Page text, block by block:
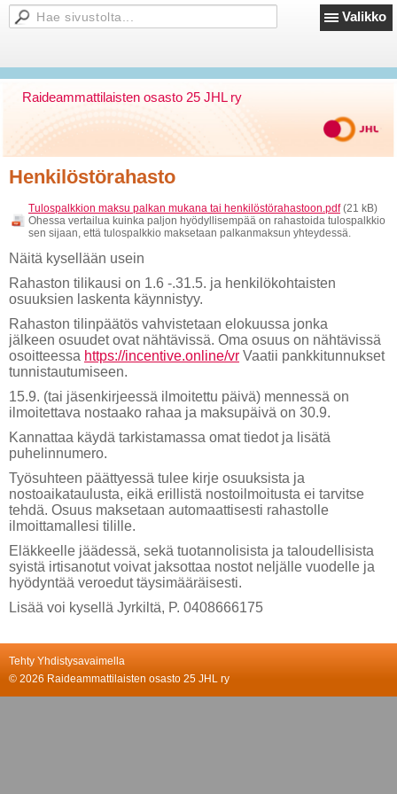
Valikko
Raideammattilaisten osasto 25 JHL ry
Henkilöstörahasto
Tulospalkkion maksu palkan mukana tai henkilöstörahastoon.pdf (21 kB)
Ohessa vertailua kuinka paljon hyödyllisempää on rahastoida tulospalkkio
sen sijaan, että tulospalkkio maksetaan palkanmaksun yhteydessä.
Näitä kysellään usein
Rahaston tilikausi on 1.6 -.31.5. ja henkilökohtaisten
osuuksien laskenta käynnistyy.
Rahaston tilinpäätös vahvistetaan elokuussa jonka
jälkeen osuudet ovat nähtävissä. Oma osuus on nähtävissä
osoitteessa https://incentive.online/vr Vaatii pankkitunnukset
tunnistautumiseen.
15.9. (tai jäsenkirjeessä ilmoitettu päivä) mennessä on
ilmoitettava nostaako rahaa ja maksupäivä on 30.9.
Kannattaa käydä tarkistamassa omat tiedot ja lisätä
puhelinnumero.
Työsuhteen päättyessä tulee kirje osuuksista ja
nostoaikataulusta, eikä erillistä nostoilmoitusta ei tarvitse
tehdä. Osuus maksetaan automaattisesti rahastolle
ilmoittamallesi tilille.
Eläkkeelle jäädessä, sekä tuotannolisista ja taloudellisista
syistä irtisanotut voivat jaksottaa nostot neljälle vuodelle ja
hyödyntää veroedut täysimääräisesti.
Lisää voi kysellä Jyrkiltä, P. 0408666175
Tehty Yhdistysavaimella
© 2026 Raideammattilaisten osasto 25 JHL ry